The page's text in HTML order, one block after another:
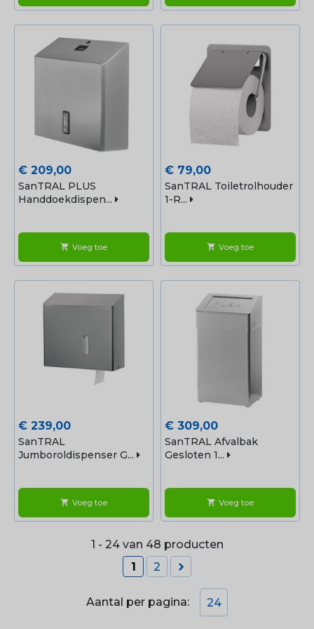
Prijs
€ 209,00
SanTRAL PLUS
Handdoekdispen...
shopping_cart Voeg toe
Prijs
€ 79,00
SanTRAL Toiletrolhouder
1-R...
shopping_cart Voeg toe
Prijs
€ 239,00
SanTRAL
Jumboroldispenser G...
shopping_cart Voeg toe
Prijs
€ 309,00
SanTRAL Afvalbak
Gesloten 1...
shopping_cart Voeg toe
1 - 24 van 48 producten
1
2 
Aantal per pagina: 24